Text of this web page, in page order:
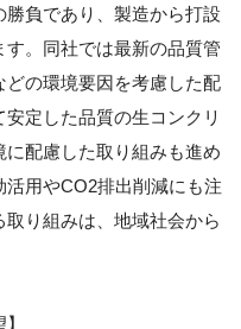
負であり、製造から打設
。同社では最新の品質管
の環境要因を考慮した配
定した品質の生コンクリ
配慮した取り組みも進め
用やCO2排出削減にも注
り組みは、地域社会から